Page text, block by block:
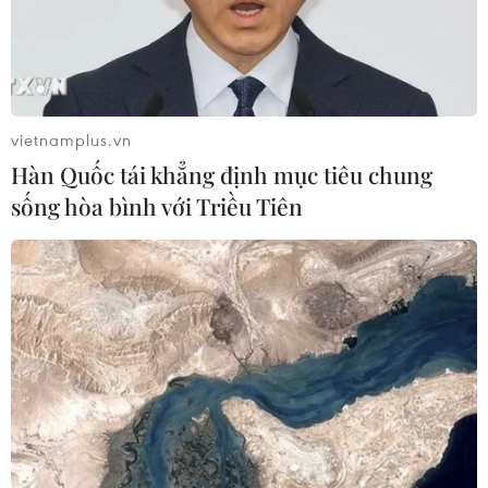
Áp thấp nhiệt đới mạnh lên thành
bão số 3, vùng ven biển không bị ảnh
hưởng
05/08/2026 01:41
Xem thêm
CƠ QUAN CHỦ QUẢN: THÔNG TẤN XÃ VIỆT NAM
Tổng Biên tập: TRẦN TIẾN DUẨN
Phó Tổng Biên tập: NGUYỄN THỊ TÁM, KHÚC THANH
THỦY
vietnamplus.vn
Hàn Quốc tái khẳng định mục tiêu chung
sống hòa bình với Triều Tiên